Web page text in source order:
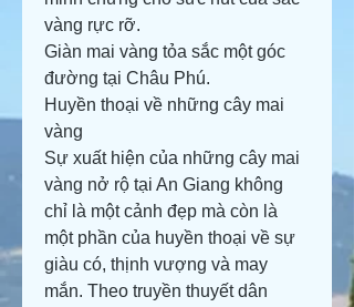
vàng rực rỡ.
Giàn mai vàng tỏa sắc một góc
đường tại Châu Phú.
Huyền thoại về những cây mai
vàng
Sự xuất hiện của những cây mai
vàng nở rộ tại An Giang không
chỉ là một cảnh đẹp mà còn là
một phần của huyền thoại về sự
giàu có, thịnh vượng và may
mắn. Theo truyền thuyết dân